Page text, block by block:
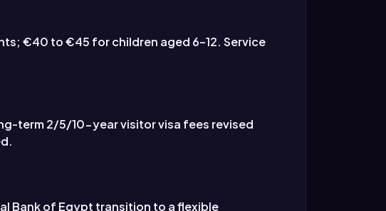
€40 to €45 for children aged 6–12. Service
term 2/5/10-year visitor visa fees revised
Bank of Egypt transition to a flexible